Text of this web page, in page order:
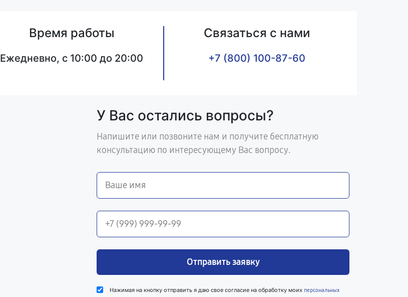
Время работы
Ежедневно, с 10:00 до 20:00
Связаться с нами
+7 (800) 100-87-60
У Вас остались вопросы?
Напишите или позвоните нам и получите бесплатную
консультацию по интересующему Вас вопросу.
Отправить заявку
Нажимая на кнопку отправить я даю свое согласие на обработку моих персональных